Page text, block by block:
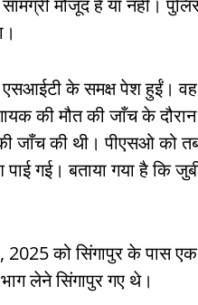
मौजूद है या नहीं।
एसआईटी के समक्ष पेश हुईं।
की मौत की जाँच के दौरान
की थी। पीएसओ को तब
गई। बताया गया है कि
को सिंगापुर के पास एक
भाग लेने सिंगापुर गए थे।